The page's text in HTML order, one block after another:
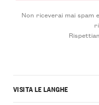
Non riceverai mai spam
VISITA LE LANGHE